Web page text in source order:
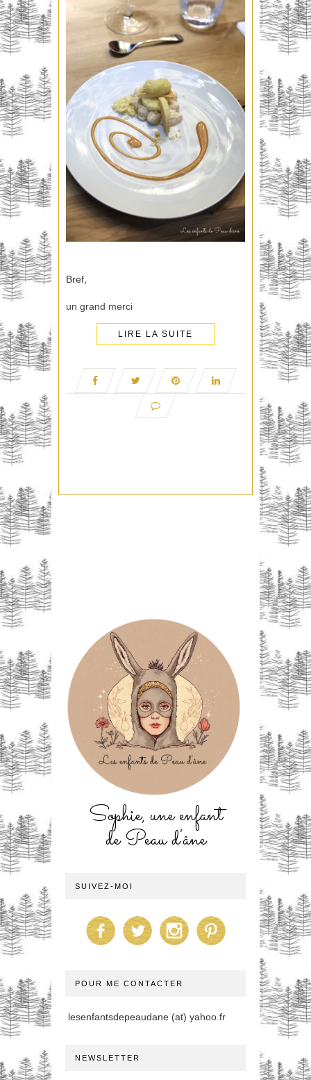
Bref,
un grand merci
LIRE LA SUITE
Sophie, une enfant
de Peau d'âne
SUIVEZ-MOI
POUR ME CONTACTER
lesenfantsdepeaudane (at) yahoo.fr
NEWSLETTER